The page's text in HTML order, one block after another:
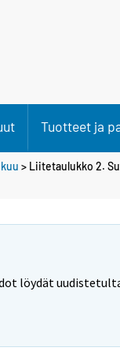
Tuotteet ja
> Liitetaulukko 2.
löydät